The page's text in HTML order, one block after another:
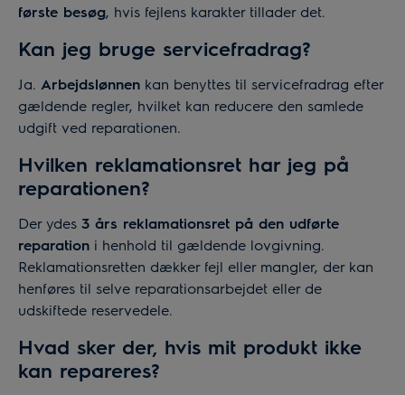
første besøg, hvis fejlens karakter tillader det.
Kan jeg bruge servicefradrag?
Ja. Arbejdslønnen kan benyttes til servicefradrag efter
gældende regler, hvilket kan reducere den samlede
udgift ved reparationen.
Hvilken reklamationsret har jeg på
reparationen?
Der ydes 3 års reklamationsret på den udførte
reparation i henhold til gældende lovgivning.
Reklamationsretten dækker fejl eller mangler, der kan
henføres til selve reparationsarbejdet eller de
udskiftede reservedele.
Hvad sker der, hvis mit produkt ikke
kan repareres?